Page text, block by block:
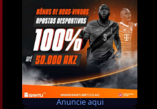
Anuncie aqui